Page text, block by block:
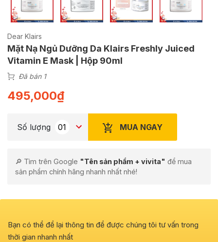
Dear Klairs
Mặt Nạ Ngủ Dưỡng Da Klairs Freshly Juiced
Vitamin E Mask | Hộp 90ml
Đã bán 1
495,000₫
Số lượng MUA NGAY
🔎 Tìm trên Google "Tên sản phẩm + vivita" để mua
sản phẩm chính hãng nhanh nhất nhé!
Bạn có thể để lại thông tin để được chúng tôi tư vấn trong
thời gian nhanh nhất